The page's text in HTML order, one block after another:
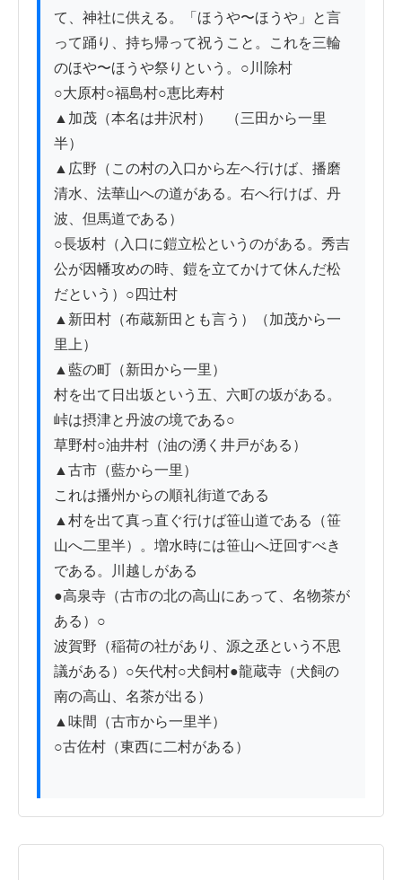
て、神社に供える。「ほうや〜ほうや」と言
って踊り、持ち帰って祝うこと。これを三輪
のほや〜ほうや祭りという。○川除村
○大原村○福島村○恵比寿村
▲加茂（本名は井沢村）　（三田から一里
半）
▲広野（この村の入口から左へ行けば、播磨
清水、法華山への道がある。右へ行けば、丹
波、但馬道である）
○長坂村（入口に鎧立松というのがある。秀吉
公が因幡攻めの時、鎧を立てかけて休んだ松
だという）○四辻村
▲新田村（布蔵新田とも言う）（加茂から一
里上）
▲藍の町（新田から一里）
村を出て日出坂という五、六町の坂がある。
峠は摂津と丹波の境である○
草野村○油井村（油の湧く井戸がある）
▲古市（藍から一里）
これは播州からの順礼街道である
▲村を出て真っ直ぐ行けば笹山道である（笹
山へ二里半）。増水時には笹山へ迂回すべき
である。川越しがある
●高泉寺（古市の北の高山にあって、名物茶が
ある）○
波賀野（稲荷の社があり、源之丞という不思
議がある）○矢代村○犬飼村●龍蔵寺（犬飼の
南の高山、名茶が出る）
▲味間（古市から一里半）
○古佐村（東西に二村がある）